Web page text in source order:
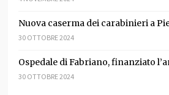
Nuova caserma dei carabinieri a
30 OTTOBRE 2024
Ospedale di Fabriano, finanziato
30 OTTOBRE 2024